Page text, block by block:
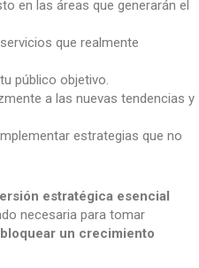
en las áreas que generarán el
que realmente
público objetivo.
a las nuevas tendencias y
estrategias que no
estratégica esencial
necesaria para tomar
un crecimiento